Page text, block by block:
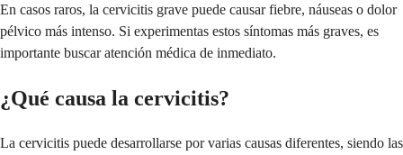
En casos raros, la cervicitis grave puede causar fiebre, náuseas o dolor
pélvico más intenso. Si experimentas estos síntomas más graves, es
importante buscar atención médica de inmediato.
¿Qué causa la cervicitis?
La cervicitis puede desarrollarse por varias causas diferentes, siendo las